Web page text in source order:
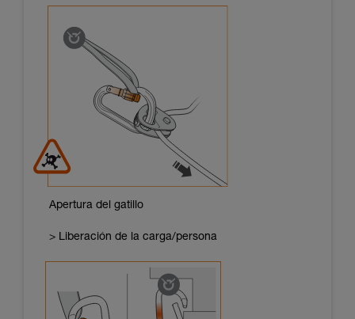
Apertura del gatillo
> Liberación de la carga/persona